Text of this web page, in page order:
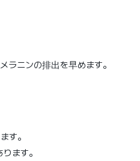
ラニンの排出を早めます。
す。
ます。